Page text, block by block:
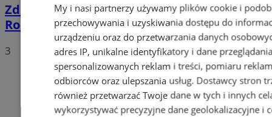
Zderzenie samochodu z rowerzystą na
Roosevelta. 62-latek trafił do szpitala
3
My i nasi partnerzy używamy plików cookie i
przechowywania i uzyskiwania dostępu do
urządzeniu oraz do przetwarzania danych
adres IP, unikalne identyfikatory i dane
spersonalizowanych reklam i treści, pomiaru
odbiorców oraz ulepszania usług. Dostawcy stron
również przetwarzać Twoje dane w tych i innych
wykorzystywać precyzyjne dane geolokalizacyjne i